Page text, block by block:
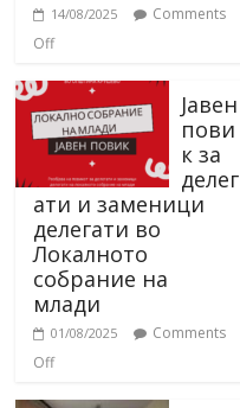
14/08/2025
Comments
Off
Јавен
пови
к за
делег
ати и заменици
делегати во
Локалното
собрание на
млади
01/08/2025
Comments
Off